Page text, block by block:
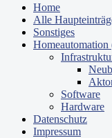
Home
Alle
Sonstiges
Software
Hardware
Datenschutz
Impressum